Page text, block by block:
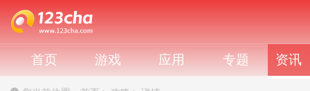
首页 游戏 应用 专题 资讯